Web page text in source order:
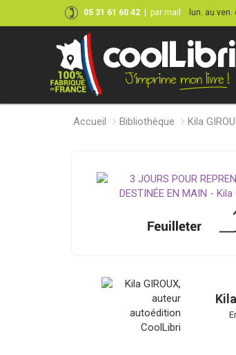
05 31 61 60 42 par mail lun. au
Accueil Bibliothèque Kila